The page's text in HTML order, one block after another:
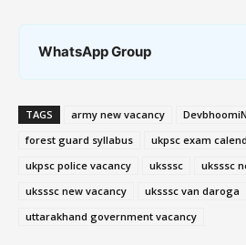
WhatsApp Group
TAGS army new vacancy
forest guard syllabus
ukpsc exam
ukpsc police vacancy
uksssc
uksssc
uksssc new vacancy
uksssc van daroga
uttarakhand government vacancy